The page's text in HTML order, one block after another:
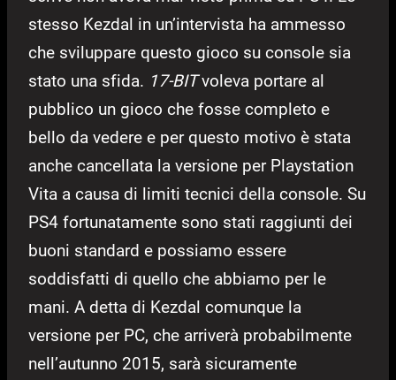
stesso Kezdal in un’intervista ha ammesso
che sviluppare questo gioco su console sia
stato una sfida. 17-BITvoleva portare al
pubblico un gioco che fosse completo e
bello da vedere e per questo motivo è stata
anche cancellata la versione per Playstation
Vita a causa di limiti tecnici della console. Su
PS4 fortunatamente sono stati raggiunti dei
buoni standard e possiamo essere
soddisfatti di quello che abbiamo per le
mani. A detta di Kezdal comunque la
versione per PC, che arriverà probabilmente
nell’autunno 2015, sarà sicuramente